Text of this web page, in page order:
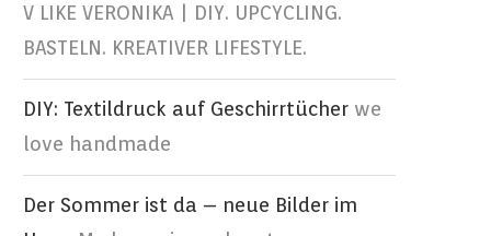
V LIKE VERONIKA | DIY. UPCYCLING.
BASTELN. KREATIVER LIFESTYLE.
DIY: Textildruck auf Geschirrtücher we
love handmade
Der Sommer ist da – neue Bilder im